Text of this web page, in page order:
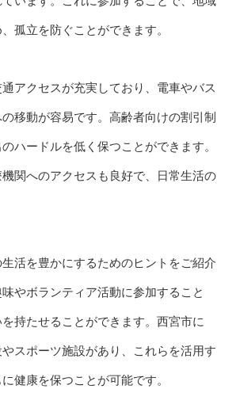
孤立を防ぐことができます。
アクセスが充実しており、電車やバス
移動が容易です。高齢者向けの割引制
ハードルを低く保つことができます。
関へのアクセスも良好で、日常生活の
活を豊かにするためのヒントをご紹介
やボランティア活動に参加すること
持たせることができます。西宮市に
スポーツ施設があり、これらを活用す
健康を保つことが可能です。